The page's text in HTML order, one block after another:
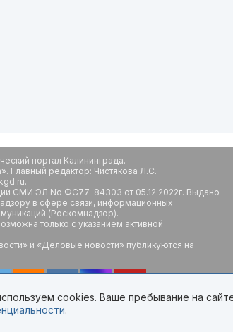
портал Калининграда.
Главный редактор: Чистякова Л.С.
СМИ ЭЛ No ФС77-84303 от 05.12.2022г. Выдано
в сфере связи, информационных
(Роскомнадзор).
только с указанием активной
и «Деловые новости» публикуются на
cookies. Ваше пребывание на
.